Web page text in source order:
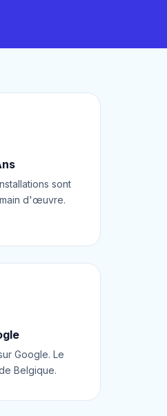
sont
d'œuvre.
Google. Le
Belgique.